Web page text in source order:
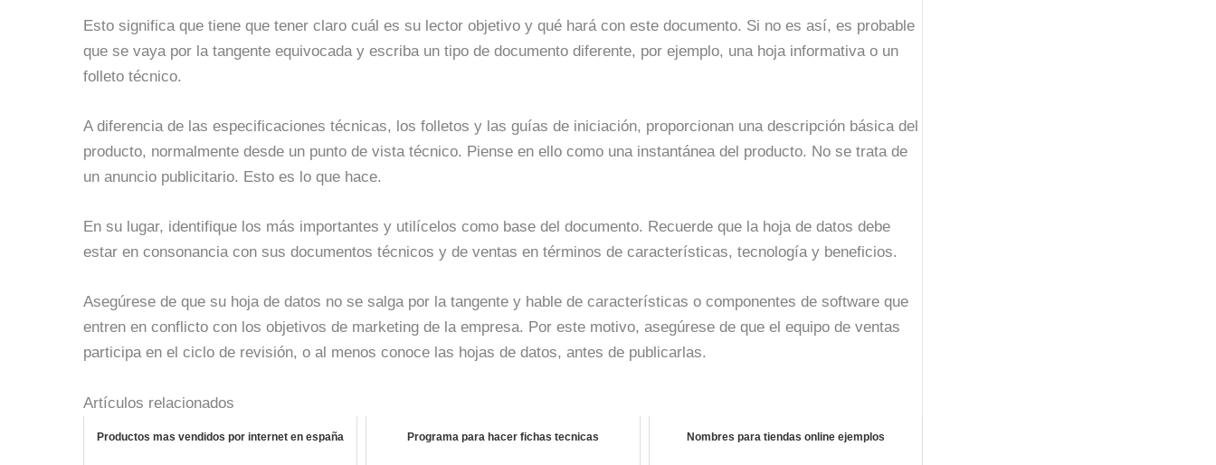
Esto significa que tiene que tener claro cuál es su lector objetivo y qué hará con este documento. Si no es así, es probable
que se vaya por la tangente equivocada y escriba un tipo de documento diferente, por ejemplo, una hoja informativa o un
folleto técnico.
A diferencia de las especificaciones técnicas, los folletos y las guías de iniciación, proporcionan una descripción básica del
producto, normalmente desde un punto de vista técnico. Piense en ello como una instantánea del producto. No se trata de
un anuncio publicitario. Esto es lo que hace.
En su lugar, identifique los más importantes y utilícelos como base del documento. Recuerde que la hoja de datos debe
estar en consonancia con sus documentos técnicos y de ventas en términos de características, tecnología y beneficios.
Asegúrese de que su hoja de datos no se salga por la tangente y hable de características o componentes de software que
entren en conflicto con los objetivos de marketing de la empresa. Por este motivo, asegúrese de que el equipo de ventas
participa en el ciclo de revisión, o al menos conoce las hojas de datos, antes de publicarlas.
Artículos relacionados
Productos mas vendidos por internet en españa Programa para hacer fichas tecnicas Nombres para tiendas online ejemplos